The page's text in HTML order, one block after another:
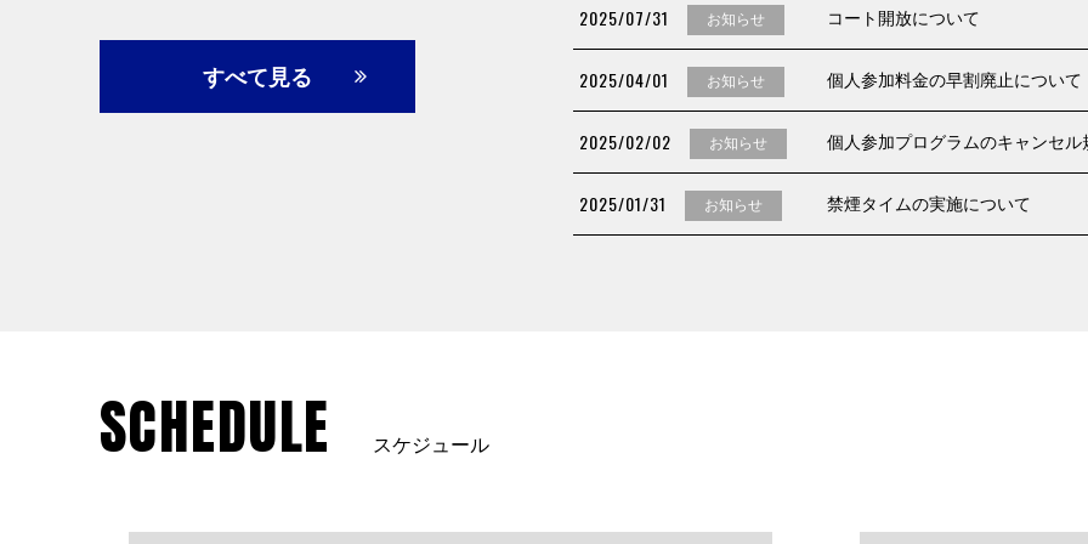
すべて見る
2025/07/31 お知らせ コート開放について
2025/04/01 お知らせ 個人参加料金の早割廃止について
2025/02/02 お知らせ 個人参加プログラムのキャンセル
2025/01/31 お知らせ 禁煙タイムの実施について
SCHEDULE スケジュール